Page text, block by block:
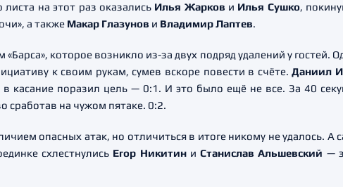
на этот раз оказались Илья Жарков и Илья Сушко,
а также Макар Глазунов и Владимир Лаптев.
которое возникло из-за двух подряд удалений у гостей.
к своим рукам, сумев вскоре повести в счёте.Даниил
в касание поразил цель — 0:1. И это было ещё не все. За 40
сработав на чужом пятаке. 0:2.
опасных атак, но отличиться в итоге никому не удалось. А
схлестнулись Егор НикитиниСтанислав Альшевский —